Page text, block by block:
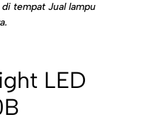
tempat Jual lampu
LED